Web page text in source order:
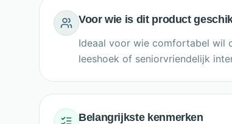
Voor wie is dit product
Ideaal voor wie comfortabel wil
leeshoek of seniorvriendelijk
Belangrijkste kenmerken